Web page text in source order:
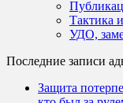
Тактика
УДО,
Последние записи
Защита